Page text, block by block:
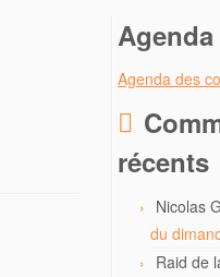
Agenda des
récents
Nicolas
du
Raid de